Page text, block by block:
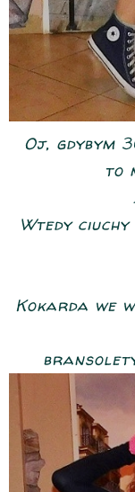
Oj, gdybym
to
Wtedy ciuchy
Kokarda we